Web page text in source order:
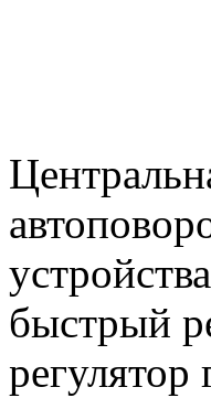
быстрый
регулятор